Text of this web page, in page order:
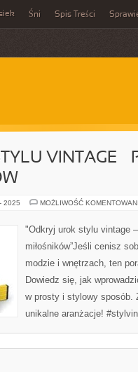
Śni Spis Treści
VINTAGE –
2025 MOŻLIWOŚĆ
"Odkryj urok stylu vintage
miłośników”Jeśli cenisz
modzie i wnętrzach, ten
Dowiedz się, jak
w prosty i stylowy sposób.
unikalne aranżacje!